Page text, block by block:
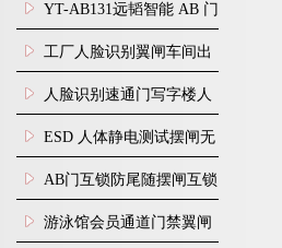
YT-AB131远韬智能 AB 门
闸机双通道互锁防尾随闸
机
工厂人脸识别翼闸车间出
入口人行通道门禁
人脸识别速通门写字楼人
行通道闸门禁设备
ESD 人体静电测试摆闸无
尘车间防静电闸机
AB门互锁防尾随摆闸互锁
闸机
游泳馆会员通道门禁翼闸